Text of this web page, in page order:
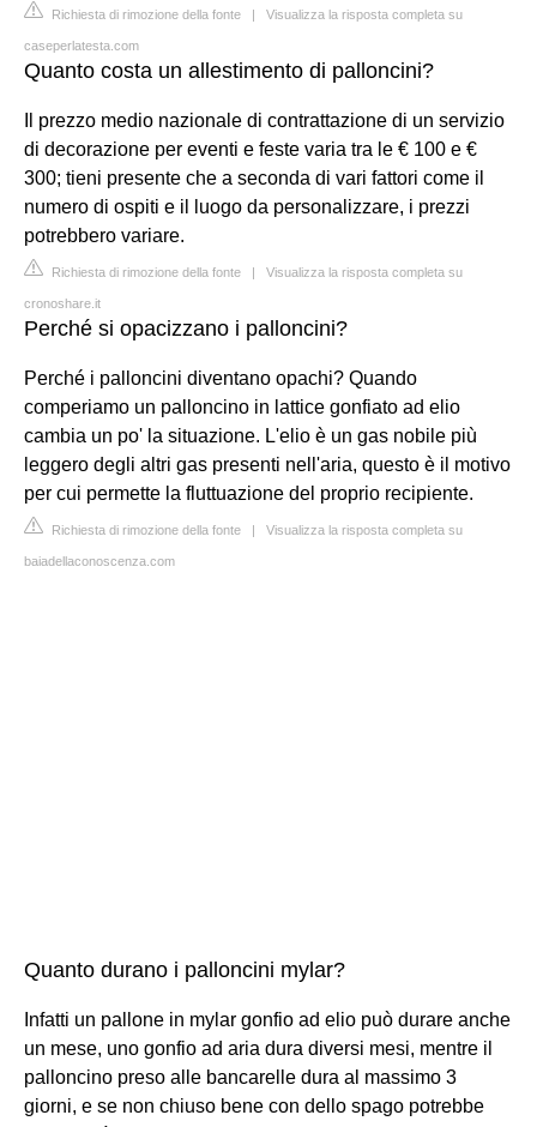
Richiesta di rimozione della fonte | Visualizza la risposta completa su
caseperlatesta.com
Quanto costa un allestimento di palloncini?
Il prezzo medio nazionale di contrattazione di un servizio
di decorazione per eventi e feste varia tra le € 100 e €
300; tieni presente che a seconda di vari fattori come il
numero di ospiti e il luogo da personalizzare, i prezzi
potrebbero variare.
Richiesta di rimozione della fonte | Visualizza la risposta completa su
cronoshare.it
Perché si opacizzano i palloncini?
Perché i palloncini diventano opachi? Quando
comperiamo un palloncino in lattice gonfiato ad elio
cambia un po' la situazione. L'elio è un gas nobile più
leggero degli altri gas presenti nell'aria, questo è il motivo
per cui permette la fluttuazione del proprio recipiente.
Richiesta di rimozione della fonte | Visualizza la risposta completa su
baiadellaconoscenza.com
Quanto durano i palloncini mylar?
Infatti un pallone in mylar gonfio ad elio può durare anche
un mese, uno gonfio ad aria dura diversi mesi, mentre il
palloncino preso alle bancarelle dura al massimo 3
giorni, e se non chiuso bene con dello spago potrebbe